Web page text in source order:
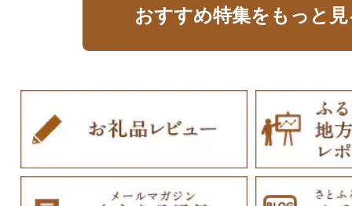
おすすめ特集をもっと